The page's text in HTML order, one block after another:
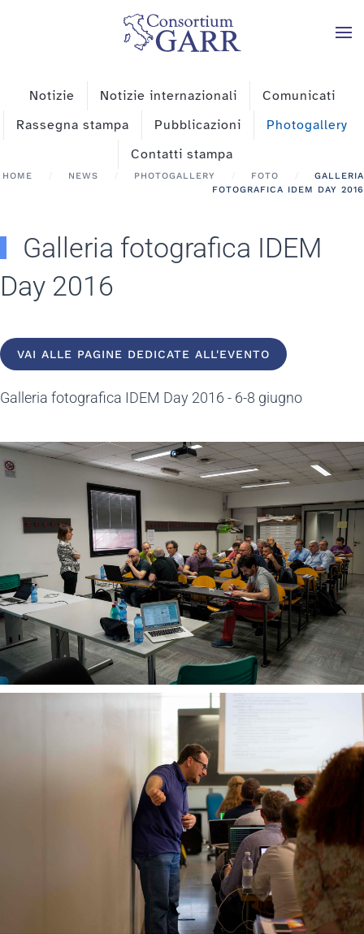
Skip to main content
Notizie Notizie internazionali
Comunicati
Rassegna stampa
Pubblicazioni
Photogallery
Contatti stampa
HOME NEWS PHOTOGALLERY FOTO
GALLERIA
FOTOGRAFICA IDEM DAY 2016
Galleria fotografica IDEM
Day 2016
VAI ALLE PAGINE DEDICATE ALL'EVENTO
Galleria fotografica IDEM Day 2016 - 6-8 giugno